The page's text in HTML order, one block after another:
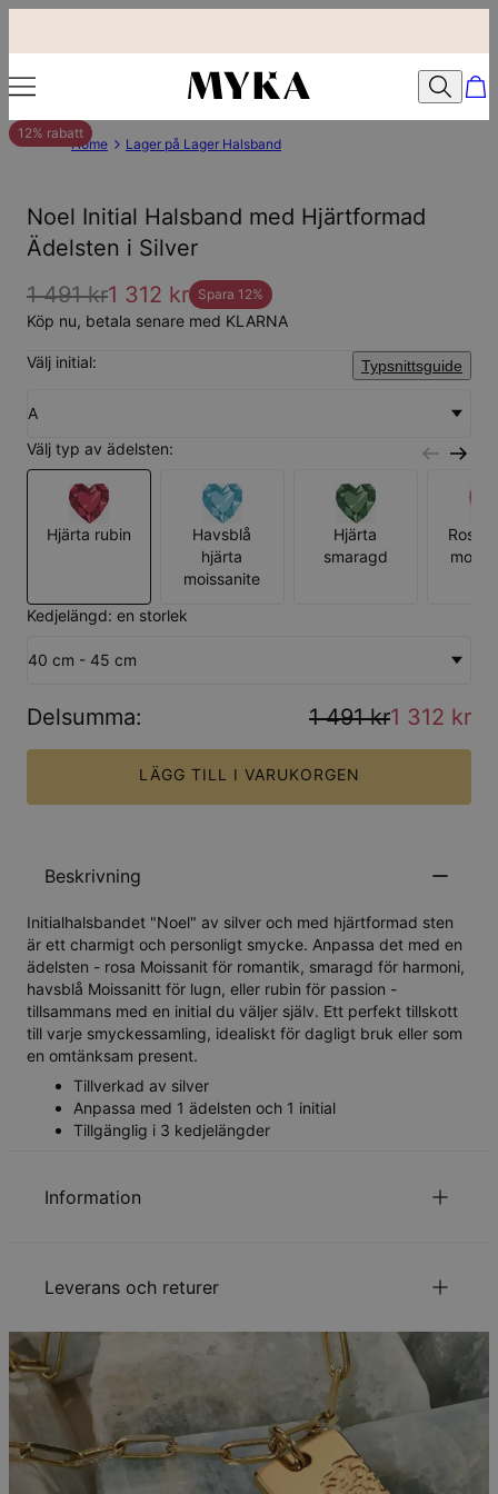
12% rabatt
Home Lager på Lager Halsband
Noel Initial Halsband med Hjärtformad
Ädelsten i Silver
1 491 kr1 312 kr Spara 12%
Köp nu, betala senare med KLARNA
Välj initial: Typsnittsguide
A
Välj typ av ädelsten:
Hjärta rubin
Havsblå
hjärta
moissanite
Hjärta
smaragd
Rosa
Kedjelängd: en storlek
40 cm - 45 cm
Delsumma: 1 491 kr1 312 kr
LÄGG TILL I VARUKORGEN
Beskrivning
Initialhalsbandet "Noel" av silver och med hjärtformad sten
är ett charmigt och personligt smycke. Anpassa det med en
ädelsten - rosa Moissanit för romantik, smaragd för harmoni,
havsblå Moissanitt för lugn, eller rubin för passion -
tillsammans med en initial du väljer själv. Ett perfekt tillskott
till varje smyckessamling, idealiskt för dagligt bruk eller som
en omtänksam present.
Tillverkad av silver
Anpassa med 1 ädelsten och 1 initial
Tillgänglig i 3 kedjelängder
Information
Kedjetyp
Ankarkedja
Kedjeförlängning
5 cm
Mått på hängsmycke
17.78mm - 3.81mm
Typ av sten
Ädelsten
Hypoallergenisk
Nickelfri
Leverans och returer
Din beställning kommer att skickas med följande
leveranssätt:
Metod Beräknat leveransdatum
Gratis leverans
Få det senast
tis 25 aug. - ons 26
aug.